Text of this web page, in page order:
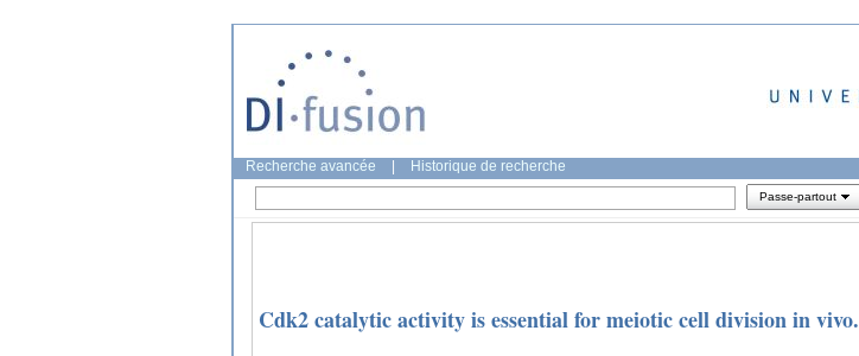
Recherche avancée Historique de recherche
Passe-partout
Cdk2 catalytic activity is essential for meiotic cell division in vivo.